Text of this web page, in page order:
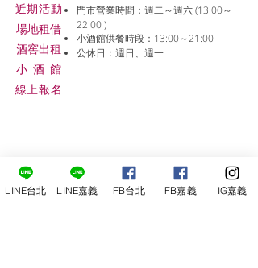
近期活動
場地租借
​酒窖出租
小酒 館
線上報名
門市營業時間：週二～週六 (13:00～
22:00 )
小酒館供餐時段：13:00～21:00
公休日：週日、週一
LINE台北 LINE嘉義 FB台北 FB嘉義 IG嘉義